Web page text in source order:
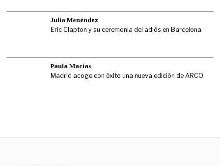
Julia Menéndez
Eric Clapton y su ceremonia del adiós en Barcelona
Paula Macías
Madrid acoge con éxito una nueva edición de ARCO